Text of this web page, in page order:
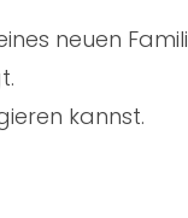
neuen
kannst.